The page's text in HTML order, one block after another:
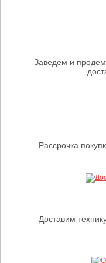
Заведем и
Рассрочка
Доставим